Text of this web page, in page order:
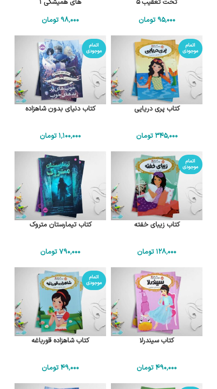
تحت تعقیب 5
95٬000 تومان
های همیشگی 1
98٬000تومان
اتمام
موجودی
کتاب پری دریایی
345٬000 تومان
اتمام
موجودی
کتاب دنیای بدون شاهزاده
1٬100٬000تومان
اتمام
موجودی
کتاب زیبای خفته
128٬000تومان
کتاب تیمارستان متروک
790٬000تومان
کتاب سیندرلا
490٬000تومان
اتمام
موجودی
کتاب شاهزاده قورباغه
49٬000تومان